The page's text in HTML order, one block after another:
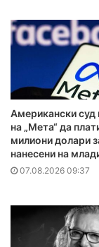
Американски суд
на „Мета“ да
милиони долари
нанесени на
07.08.2026 09:37